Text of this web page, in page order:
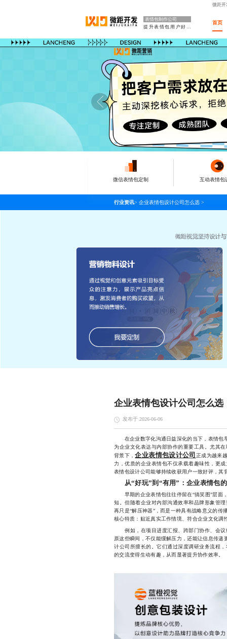
微距开
表情包制作公司
提升表情包用户好感
首页
微信表情包定制 互动表情包
行业资讯> 企业表情包设计公司怎么选 >
企业表情包设计公司怎么选
发布于 2026-06-06
在企业数字化沟通日益深化的当下，表情包
为企业文化表达与内部协作的重要工具。尤其
背景下，企业表情包设计公司 正成为越来
力，优质的企业表情包不仅承载着趣味性，更
表情包设计公司能够持续收获用户一致好评，其
从“好玩”到“有用”：企业表情包
早期的企业表情包往往停留在“搞笑图”层面
知。但随着企业对内部沟通效率和品牌形象管
再只是“解压神器”，而是一种具有战略意义的
核心特质：贴近真实工作情境、符合企业文化调
例如，在项目进度汇报、跨部门协作、会议
原这些瞬间，不仅能缓解压力，还能让信息传递
计公司所擅长的。它们通过深度调研业务流程
的交流变得生动有趣，从而显著提升协作效率。